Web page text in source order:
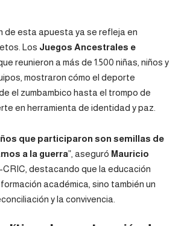
de esta apuesta ya se refleja en
Los Juegos Ancestrales e
que reunieron a más de 1.500 niñas, niños y
mostraron cómo el deporte
el zumbambico hasta el trompo de
en herramienta de identidad y paz.
que participaron son semillas de
a la guerra”, aseguró Mauricio
CRIC, destacando que la educación
académica, sino también un
y la convivencia.